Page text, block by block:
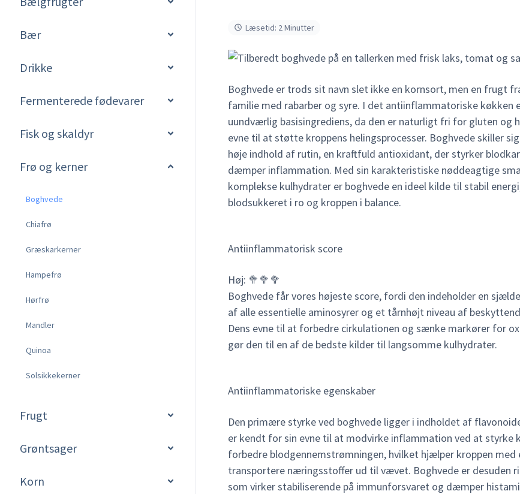
Bær
Drikke
Fermenterede fødevarer
Fisk og skaldyr
Frø og kerner
Boghvede
Chiafrø
Græskarkerner
Hampefrø
Hørfrø
Mandler
Quinoa
Solsikkekerner
Frugt
Grøntsager
Korn
Læsetid: 2 Minutter
Boghvede er trods sit navn slet ikke en kornsort, men en frugt
familie med rabarber og syre. I det antiinflammatoriske køkken
uundværlig basisingrediens, da den er naturligt fri for gluten og
evne til at støtte kroppens helingsprocesser. Boghvede skiller
høje indhold af rutin, en kraftfuld antioxidant, der styrker
dæmper inflammation. Med sin karakteristiske nøddeagtige
komplekse kulhydrater er boghvede en ideel kilde til stabil
blodsukkeret i ro og kroppen i balance.
Antiinflammatorisk score
Høj: 🥦🥦🥦
Boghvede får vores højeste score, fordi den indeholder en
af alle essentielle aminosyrer og et tårnhøjt niveau af
Dens evne til at forbedre cirkulationen og sænke markører for
gør den til en af de bedste kilder til langsomme kulhydrater.
Antiinflammatoriske egenskaber
Den primære styrke ved boghvede ligger i indholdet af
er kendt for sin evne til at modvirke inflammation ved at styrke
forbedre blodgennemstrømningen, hvilket hjælper kroppen
transportere næringsstoffer ud til vævet. Boghvede er desuden
som virker stabiliserende på immunforsvaret og dæmper